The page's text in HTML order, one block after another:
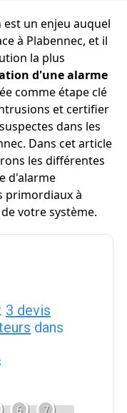
un enjeu auquel
à Plabennec, et il
la plus
d'une alarme
comme étape clé
et certifier
dans les
Dans cet article
les différentes
d'alarme
primordiaux à
votre système.
3 devis
dans
6 7